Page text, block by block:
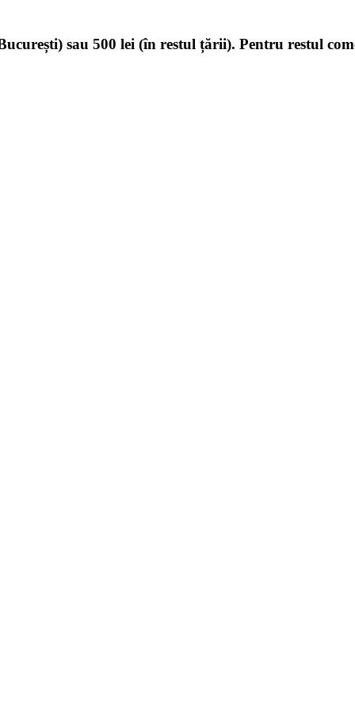
sau 500 lei (în restul țării). Pentru restul